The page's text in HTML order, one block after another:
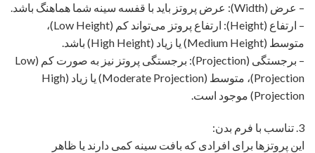
– عرض (Width): عرض پروتز باید با قفسه سینه شما هماهنگ باشد.
– ارتفاع (Height): ارتفاع پروتز می‌تواند کم (Low Height)،
متوسط (Medium Height) یا زیاد (High Height) باشد.
– برجستگی (Projection): برجستگی پروتز نیز به صورت کم (Low
Projection)، متوسط (Moderate Projection) یا زیاد (High
Projection) موجود است.
3. تناسب با فرم بدن:
این پروتزها برای افرادی که بافت سینه کمی دارند یا ظاهر